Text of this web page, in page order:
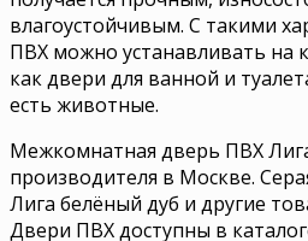
влагоустойчивым. С такими
ПВХ можно устанавливать на
как двери для ванной и
есть животные.
Межкомнатная дверь ПВХ
производителя в Москве.
Лига белёный дуб и другие
Двери ПВХ доступны в